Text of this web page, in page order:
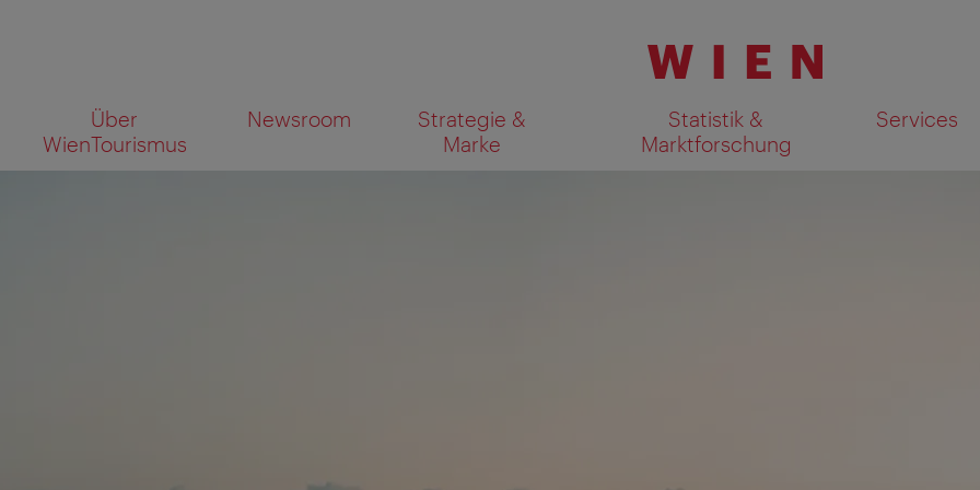
NavigationÜber
WienTourismus
Newsroom
Strategie &
Marke
Statistik &
Marktforschung
Services
Wonach